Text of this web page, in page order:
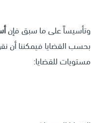
وتأسيساً على ما سبق فإن
بحسب القضايا فيمكننا أن
مستويات للقضايا: